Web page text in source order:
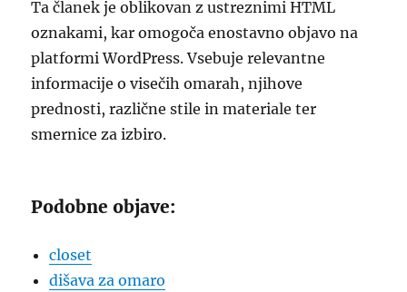
Ta članek je oblikovan z ustreznimi HTML
oznakami, kar omogoča enostavno objavo na
platformi WordPress. Vsebuje relevantne
informacije o visečih omarah, njihove
prednosti, različne stile in materiale ter
smernice za izbiro.
Podobne objave:
closet
dišava za omaro